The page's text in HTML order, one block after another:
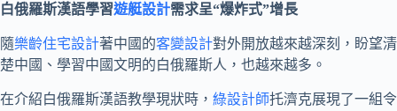
白俄羅斯漢語學習遊艇設計需求呈“爆炸式”增長
隨樂齡住宅設計著中國的客變設計對外開放越來越深刻，盼望清
楚中國、學習中國文明的白俄羅斯人，也越來越多。
在介紹白俄羅斯漢語教學現狀時， 綠設計師托濟克展現了一組令